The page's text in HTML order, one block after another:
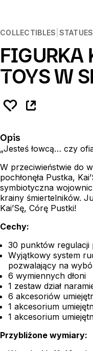
COLLECTIBLES STATUES
FIGURKA
TOYS W
Opis
„Jesteś łowcą… czy
W przeciwieństwie do
pochłonęła Pustka,
symbiotyczna
krainy śmiertelników.
Kai’Sę, Córę Pustki!
Cechy:
30 punktów regulacji
Wyjątkowy system
pozwalający na
6 wymiennych dłoni
1 zestaw dział
6 akcesoriów
1 akcesorium
1 akcesorium
Przybliżone wymiary: